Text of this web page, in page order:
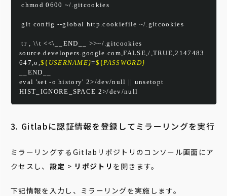
chmod 0600 ~/.gitcookies
git config --global http.cookiefile ~/.gitcookies
tr , \\t <<\__END__ >>~/.gitcookies
source.developers.google.com,FALSE,/,TRUE,2147483
647,o, ${ USERNAME}=${ PASSWORD}
__END__
eval 'set -o history' 2>/dev/null || unsetopt
HIST_IGNORE_SPACE 2>/dev/null
3. Gitlabに認証情報を登録してミラーリングを実行
ミラーリングするGitlabリポジトリのコンソール画面にア
クセスし、 設定 > リポジトリ を開きます。
下記情報を入力し、ミラーリングを実施します。